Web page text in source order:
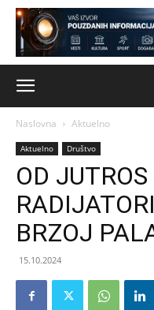
Naslovna Aktuelno
Aktuelno Društvo
OD
BRZOJ
15.10.2024